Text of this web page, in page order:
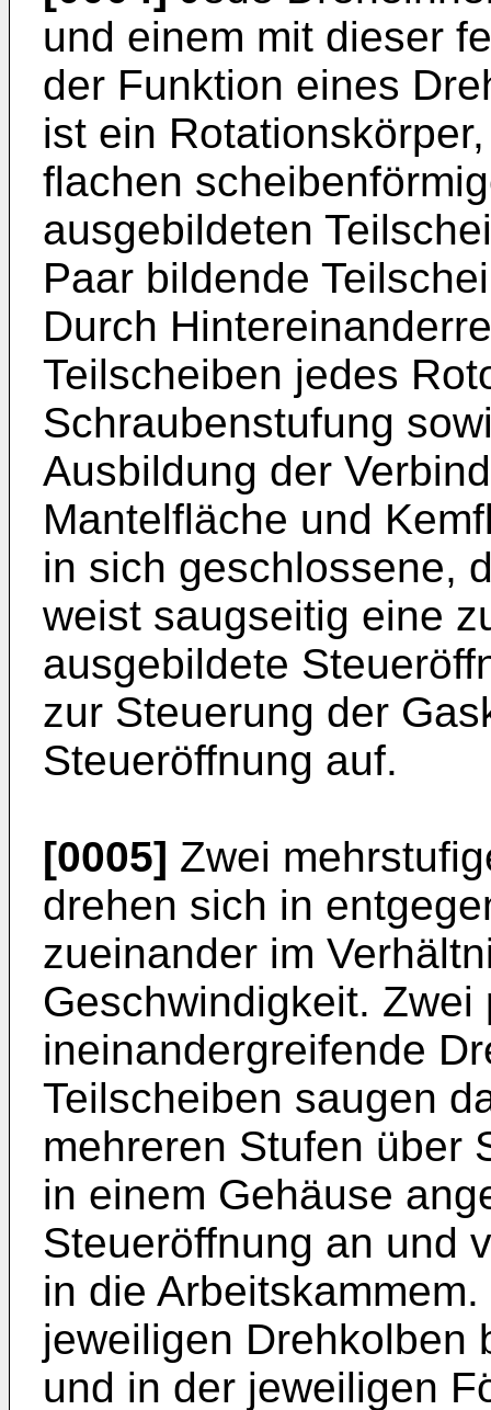
und einem mit dieser
der Funktion eines
ist ein
flachen
ausgebildeten
Paar bildende
Durch
Teilscheiben jedes
Schraubenstufung
Ausbildung der
Mantelfläche und
in sich geschlossene,
weist saugseitig eine
ausgebildete
zur Steuerung der
Steueröffnung auf.
[0005] Zwei
drehen sich in
zueinander im
Geschwindigkeit. Zwei
ineinandergreifende
Teilscheiben saugen
mehreren Stufen über
in einem Gehäuse
Steueröffnung an und
in die
jeweiligen Drehkolben
und in der jeweiligen